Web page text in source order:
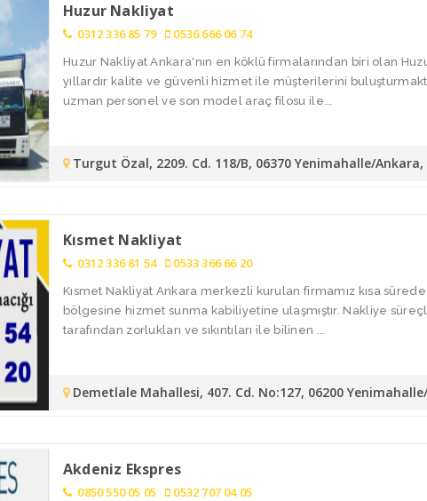
Huzur Nakliyat
0312 336 85 79 0536 666 06 74
Huzur Nakliyat Ankara'nın en köklü firmalarından biri olan
yıllardır kalite ve güvenli hizmet ile müşterilerini
uzman personel ve son model araç filosu ile...
Turgut Özal, 2209. Cd. 118/B, 06370 Yenimahalle/
Kısmet Nakliyat
0312 336 81 54 0533 366 66 20
Kısmet Nakliyat Ankara merkezli kurulan firmamız kısa
bölgesine hizmet sunma kabiliyetine ulaşmıştır. Nakliye
tarafından zorlukları ve sıkıntıları ile bilinen ...
Demetlale Mahallesi, 407. Cd. No:127, 06200
Akdeniz Ekspres
0850 550 05 05 0532 707 04 05